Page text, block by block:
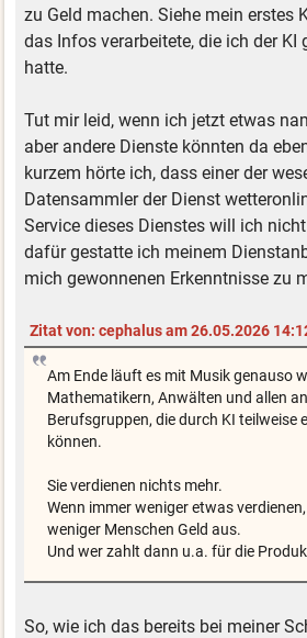
zu Geld machen. Siehe mein erstes
das Infos verarbeitete, die ich der KI
hatte.
Tut mir leid, wenn ich jetzt etwas
aber andere Dienste könnten da
kurzem hörte ich, dass einer der
Datensammler der Dienst
Service dieses Dienstes will ich
dafür gestatte ich meinem
mich gewonnenen Erkenntnisse zu
Zitat von: cephalus am 26.05.2026
Am Ende läuft es mit Musik genauso
Mathematikern, Anwälten und allen
Berufsgruppen, die durch KI teilweise
können.
Sie verdienen nichts mehr.
Wenn immer weniger etwas
weniger Menschen Geld aus.
Und wer zahlt dann u.a. für die
So, wie ich das bereits bei meiner